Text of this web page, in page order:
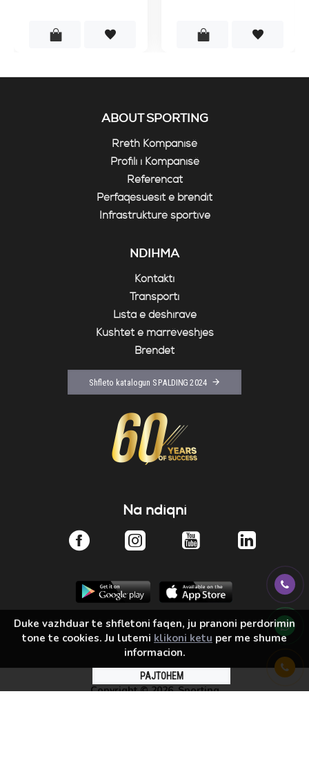
ABOUT SPORTING
Rreth Kompanisë
Profili i Kompanisë
Referencat
Përfaqësuesit e brendit
Infrastrukturë sportive
NDIHMA
Kontakti
Transporti
Lista e dëshirave
Kushtet e marrëveshjes
Brendet
Shfleto katalogun SPALDING 2024
Na ndiqni
Copyright ©2026, Sporting
PAJTOHEM
Duke vazhduar te shfletoni faqen, ju pranoni perdorimin
tone te cookies. Ju lutemi klikoni ketu per me shume
informacion.